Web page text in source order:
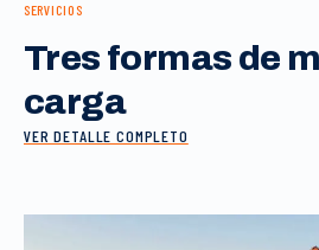
SERVICIOS
Tres formas de
carga
VER DETALLE COMPLETO